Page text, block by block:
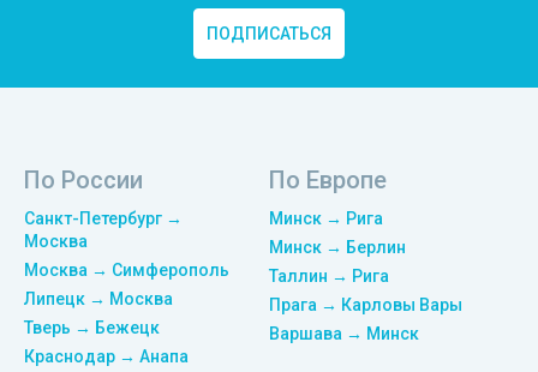
ПОДПИСАТЬСЯ
По России
Санкт-Петербург →
Москва
Москва → Симферополь
Липецк → Москва
Тверь → Бежецк
Краснодар → Анапа
По Европе
Минск → Рига
Минск → Берлин
Таллин → Рига
Прага → Карловы Вары
Варшава → Минск